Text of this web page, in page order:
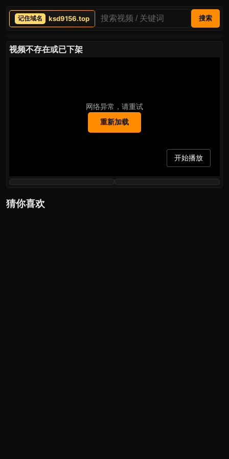
ksd9156.top 搜索
视频不存在或已下架
网络异常，请重试
重新加载
开始播放
猜你喜欢